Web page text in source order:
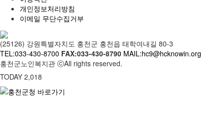
개인정보처리방침
이메일 무단수집거부
(25126) 강원특별자치도 홍천군 홍천읍 태학여내길 80-3
TEL:033-430-8700 FAX:033-430-8790 MAIL:hc9@hcknowin.org
홍천군노인복지관 ⓒAll rights reserved.
TODAY 2,018